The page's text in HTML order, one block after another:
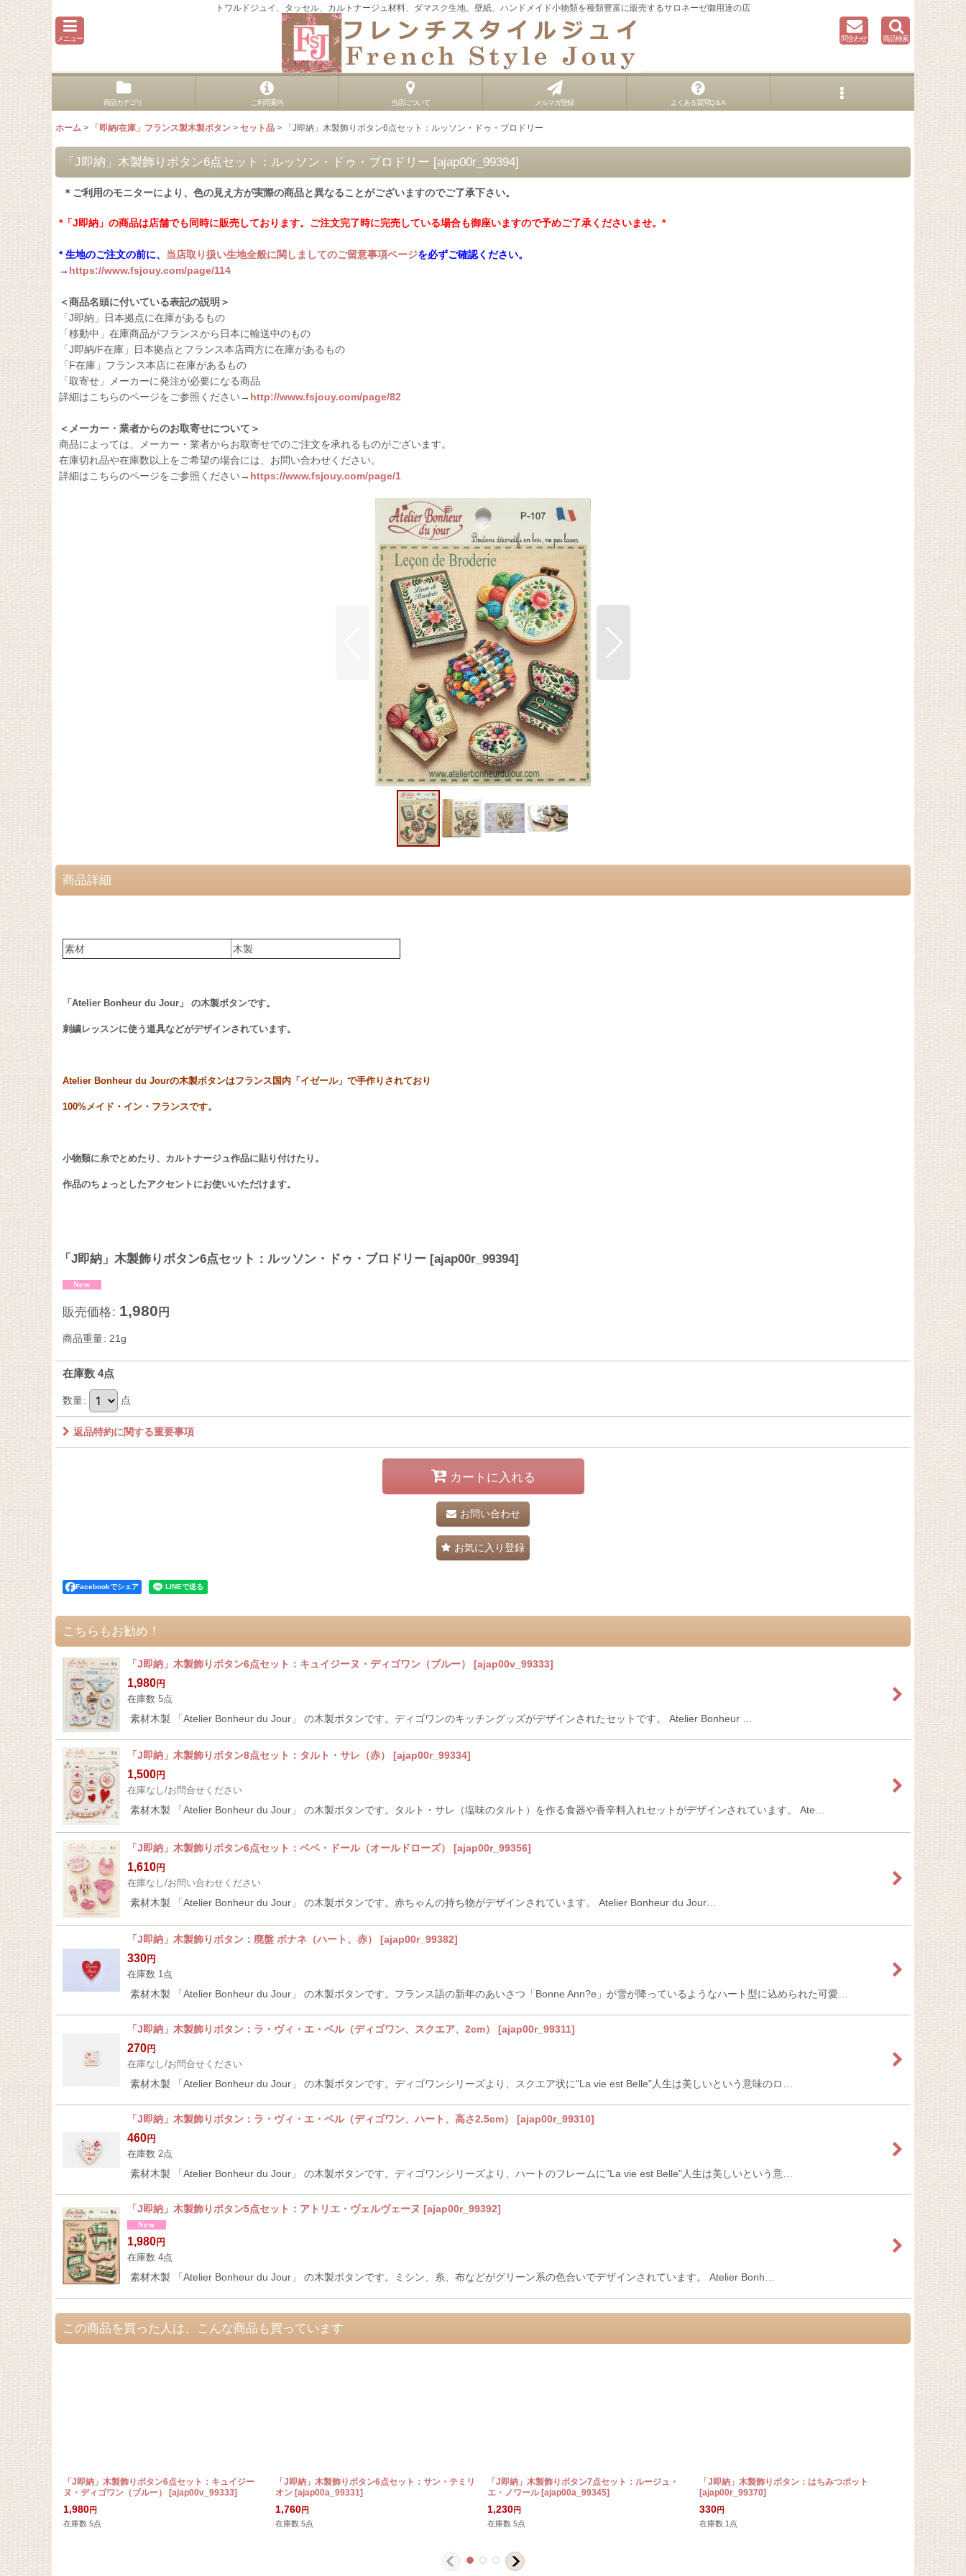
トワルドジュイ、タッセル、カルトナージュ材料、ダマスク生地、壁紙、ハンドメイド小物類を種類豊富に販売するサロネーゼ御用達の店
メニュー 問合わせ 商品検索
商品カテゴリ ご利用案内 当店について メルマガ登録 よくある質問Q＆A
ホーム > 「即納/在庫」フランス製木製ボタン > セット品 > 「J即納」木製飾りボタン6点セット：ルッソン・ドゥ・ブロドリー
「J即納」木製飾りボタン6点セット：ルッソン・ドゥ・ブロドリー [ajap00r_99394]
＊ご利用のモニターにより、色の見え方が実際の商品と異なることがございますのでご了承下さい。
*「J即納」の商品は店舗でも同時に販売しております。ご注文完了時に完売している場合も御座いますので予めご了承くださいませ。*
* 生地のご注文の前に、 当店取り扱い生地全般に関しましてのご留意事項ページを必ずご確認ください。
→ https://www.fsjouy.com/page/114
＜商品名頭に付いている表記の説明＞
「J即納」日本拠点に在庫があるもの
「移動中」在庫商品がフランスから日本に輸送中のもの
「J即納/F在庫」日本拠点とフランス本店両方に在庫があるもの
「F在庫」フランス本店に在庫があるもの
「取寄せ」メーカーに発注が必要になる商品
詳細はこちらのページをご参照ください→ http://www.fsjouy.com/page/82
＜メーカー・業者からのお取寄せについて＞
商品によっては、メーカー・業者からお取寄せでのご注文を承れるものがございます。
在庫切れ品や在庫数以上をご希望の場合には、お問い合わせください。
詳細はこちらのページをご参照ください→ https://www.fsjouy.com/page/1
商品詳細
素材 木製
「Atelier Bonheur du Jour」 の木製ボタンです。
刺繍レッスンに使う道具などがデザインされています。
Atelier Bonheur du Jourの木製ボタンはフランス国内「イゼール」で手作りされており
100%メイド・イン・フランスです。
小物類に糸でとめたり、カルトナージュ作品に貼り付けたり。
作品のちょっとしたアクセントにお使いいただけます。
「J即納」木製飾りボタン6点セット：ルッソン・ドゥ・ブロドリー [ajap00r_99394]
販売価格: 1,980 円
商品重量: 21g
在庫数 4点
数量: 点
返品特約に関する重要事項
カートに入れる
お問い合わせ
お気に入り登録
Facebookでシェア
こちらもお勧め！
「J即納」木製飾りボタン6点セット：キュイジーヌ・ディゴワン（ブルー） [ajap00v_99333]
1,980円
在庫数 5点
素材木製 「Atelier Bonheur du Jour」 の木製ボタンです。ディゴワンのキッチングッズがデザインされたセットです。 Atelier Bonheur …
「J即納」木製飾りボタン8点セット：タルト・サレ（赤） [ajap00r_99334]
1,500円
在庫なし/お問合せください
素材木製 「Atelier Bonheur du Jour」 の木製ボタンです。タルト・サレ（塩味のタルト）を作る食器や香辛料入れセットがデザインされています。 Ate…
「J即納」木製飾りボタン6点セット：ベベ・ドール（オールドローズ） [ajap00r_99356]
1,610円
在庫なし/お問い合わせください
素材木製 「Atelier Bonheur du Jour」 の木製ボタンです。赤ちゃんの持ち物がデザインされています。 Atelier Bonheur du Jour…
「J即納」木製飾りボタン：廃盤 ボナネ（ハート、赤） [ajap00r_99382]
330円
在庫数 1点
素材木製 「Atelier Bonheur du Jour」 の木製ボタンです。フランス語の新年のあいさつ「Bonne Ann?e」が雪が降っているようなハート型に込められた可愛…
「J即納」木製飾りボタン：ラ・ヴィ・エ・ベル（ディゴワン、スクエア、2cm） [ajap00r_99311]
270円
在庫なし/お問合せください
素材木製 「Atelier Bonheur du Jour」 の木製ボタンです。ディゴワンシリーズより、スクエア状に"La vie est Belle"人生は美しいという意味のロ…
「J即納」木製飾りボタン：ラ・ヴィ・エ・ベル（ディゴワン、ハート、高さ2.5cm） [ajap00r_99310]
460円
在庫数 2点
素材木製 「Atelier Bonheur du Jour」 の木製ボタンです。ディゴワンシリーズより、ハートのフレームに"La vie est Belle"人生は美しいという意…
「J即納」木製飾りボタン5点セット：アトリエ・ヴェルヴェーヌ [ajap00r_99392]
1,980円
在庫数 4点
素材木製 「Atelier Bonheur du Jour」 の木製ボタンです。ミシン、糸、布などがグリーン系の色合いでデザインされています。 Atelier Bonh…
この商品を買った人は、こんな商品も買っています
「J即納」木製飾りボタン6点セット：キュイジー
ヌ・ディゴワン（ブルー）
[ajap00v_99333]
1,980円
在庫数 5点
「J即納」木製飾りボタン6点セット：サン・テミリ
オン [ajap00a_99331]
1,760円
在庫数 5点
「J即納」木製飾りボタン7点セット：ルージュ・
エ・ノワール [ajap00a_99345]
1,230円
在庫数 5点
「J即納」木製飾りボタン：はちみつポット
[ajap00r_99370]
330円
在庫数 1点